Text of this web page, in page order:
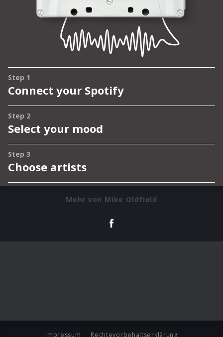
Mehr von Mike Oldfield
Impressum Rechtevorbehaltserklärung